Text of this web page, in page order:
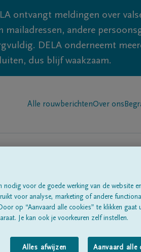
ontvangt meldingen over
andere
DELA onderneemt
dus blijf waakzaam.
Alle rouwberichtenOver ons
voor de goede werking van de website
voor analyse, marketing of andere
op “Aanvaard alle cookies” te klikken gaat
Je kan ook je voorkeuren zelf instellen.
Alles afwijzen Aanvaard alle